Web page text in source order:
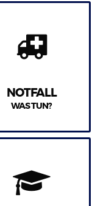
NOTFALL
WAS TUN?